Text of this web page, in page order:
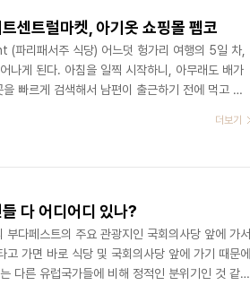
센트럴마켓, 아기옷 쇼핑몰 펩코
리패서주 식당) 어느덧 헝가리 여행의 5일 차,
나게 된다. 아침을 일찍 시작하니, 아무래도 배가
빠르게 검색해서 남편이 출근하기 전에 먹고 가
이곳이 19세기에 지어진 부다페스트 내 가장 아
더보기
다 어디어디 있나?
다페스트의 주요 관광지인 국회의사당 앞에 가서
가면 바로 식당 및 국회의사당 앞에 가기 때문에
다른 유럽국가들에 비해 정적인 분위기인 것 같